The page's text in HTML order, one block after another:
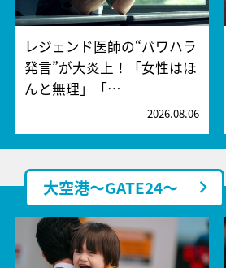
レジェンド医師の“パワハラ
発言”が大炎上！「女性はほ
んと無理」「…
2026.08.06
大空港～GATE24～